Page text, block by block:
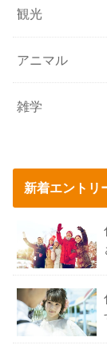
観光
アニマル
雑学
新着エントリ